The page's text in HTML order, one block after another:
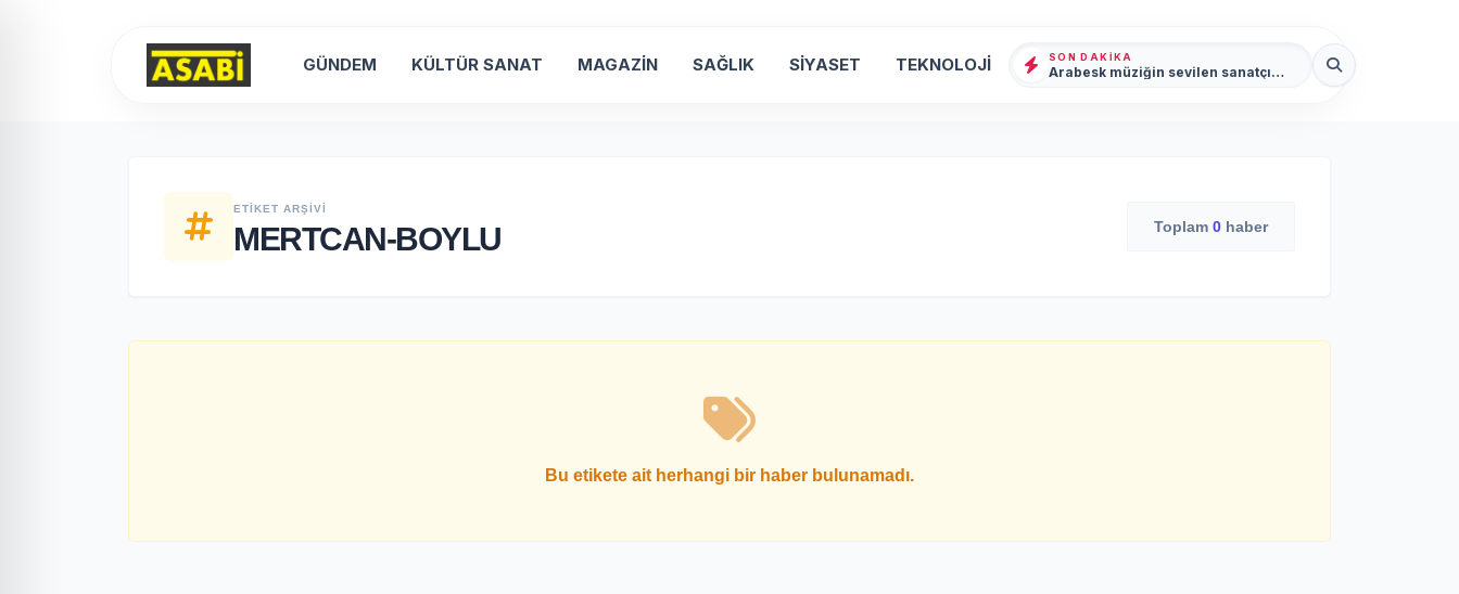
GÜNDEM KÜLTÜR SANAT MAGAZİN SAĞLIK SİYASET TEKNOLOJİ SON DAKIKA
Arabesk müziğin sevilen sanatçısı Cansever 59 yaşında yaşamını yitirdi
ETIKET ARŞIVI
MERTCAN-BOYLU Toplam 0 haber
Bu etikete ait herhangi bir haber bulunamadı.